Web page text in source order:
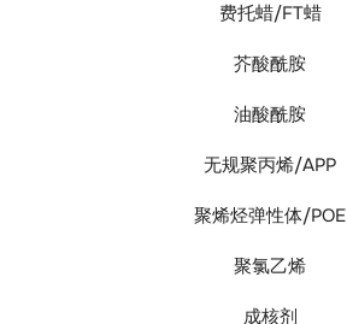
费托蜡/FT蜡
芥酸酰胺
油酸酰胺
无规聚丙烯/APP
聚烯烃弹性体/POE
聚氯乙烯
成核剂